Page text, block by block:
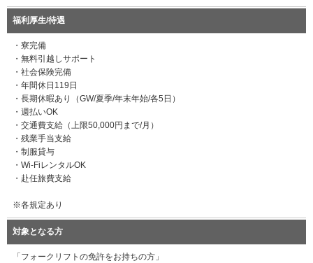
福利厚生/待遇
・寮完備
・無料引越しサポート
・社会保険完備
・年間休日119日
・長期休暇あり（GW/夏季/年末年始/各5日）
・週払いOK
・交通費支給（上限50,000円まで/月）
・残業手当支給
・制服貸与
・Wi-FiレンタルOK
・赴任旅費支給
※各規定あり
対象となる方
「フォークリフトの免許をお持ちの方」